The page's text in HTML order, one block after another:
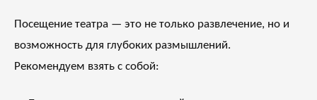
Посещение театра — это не только развлечение, но и
возможность для глубоких размышлений.
Рекомендуем взять с собой: